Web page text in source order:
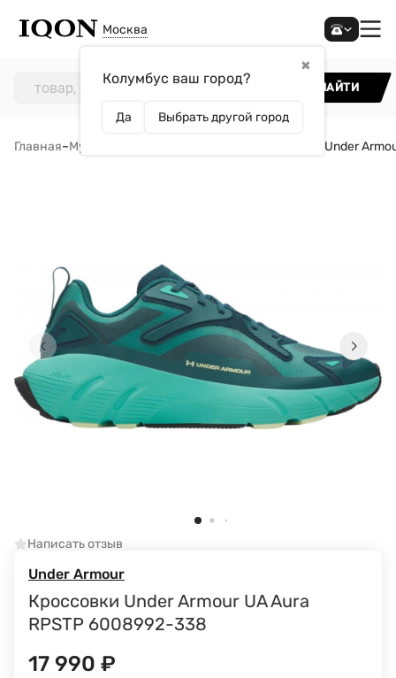
Москва
✖
Колумбус ваш город?
Да Выбрать другой город
НАЙТИ
Главная–Мужчинам Кроссовки Under
Написать отзыв
Under Armour
Кроссовки Under Armour UA Aura
RPSTP 6008992-338
17 990 ₽